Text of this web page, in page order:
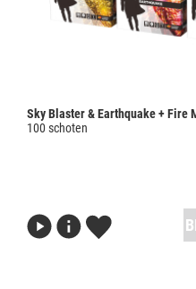
Sky Blaster & Earthquake + Fire
100 schoten